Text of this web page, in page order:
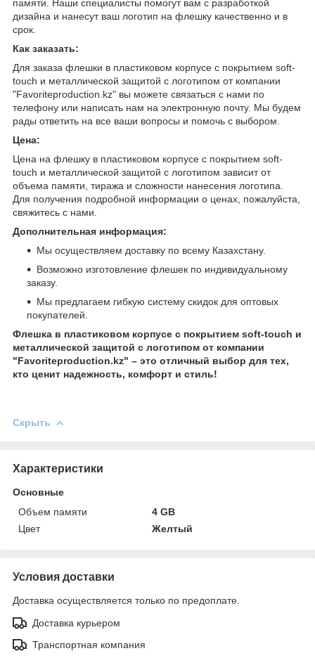
памяти. Наши специалисты помогут вам с разработкой
дизайна и нанесут ваш логотип на флешку качественно и в
срок.
Как заказать:
Для заказа флешки в пластиковом корпусе с покрытием soft-
touch и металлической защитой с логотипом от компании
"Favoriteproduction.kz" вы можете связаться с нами по
телефону или написать нам на электронную почту. Мы будем
рады ответить на все ваши вопросы и помочь с выбором.
Цена:
Цена на флешку в пластиковом корпусе с покрытием soft-
touch и металлической защитой с логотипом зависит от
объема памяти, тиража и сложности нанесения логотипа.
Для получения подробной информации о ценах, пожалуйста,
свяжитесь с нами.
Дополнительная информация:
Мы осуществляем доставку по всему Казахстану.
Возможно изготовление флешек по индивидуальному
заказу.
Мы предлагаем гибкую систему скидок для оптовых
покупателей.
Флешка в пластиковом корпусе с покрытием soft-touch и
металлической защитой с логотипом от компании
"Favoriteproduction.kz" – это отличный выбор для тех,
кто ценит надежность, комфорт и стиль!
Скрыть
Характеристики
Основные
Объем памяти
4 GB
Цвет
Желтый
Условия доставки
Доставка осуществляется только по предоплате.
Доставка курьером
Транспортная компания